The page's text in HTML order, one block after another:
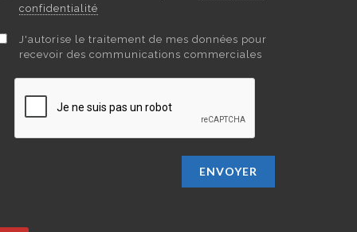
confidentialité
J'autorise le traitement de mes données pour
recevoir des communications commerciales
ENVOYER